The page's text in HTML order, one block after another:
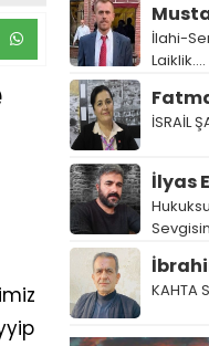
İlahi-
Laiklik….
İSRAİL
İlyas
KAHTA